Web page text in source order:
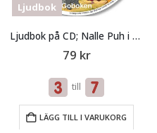
Ljudbok
Ljudbok på CD; Nalle Puh i Sjumilaskogen
kr
till
LÄGG TILL I VARUKORG